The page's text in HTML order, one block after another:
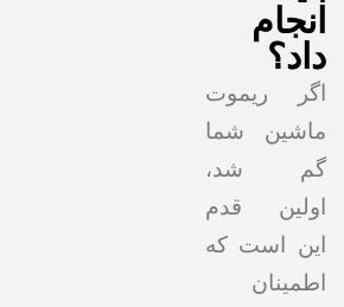
انجام
داد؟
اگر ریموت
ماشین شما
گم شد،
اولین قدم
این است که
اطمینان